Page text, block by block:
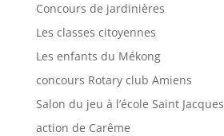
Concours de jardinières
Les classes citoyennes
Les enfants du Mékong
concours Rotary club Amiens
Salon du jeu à l’école Saint Jacques
action de Carême